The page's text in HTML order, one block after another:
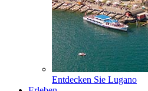
Entdecken Sie Lugano